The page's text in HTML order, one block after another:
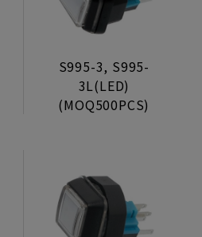
S995-3, S995-
3L(LED)
(MOQ500PCS)